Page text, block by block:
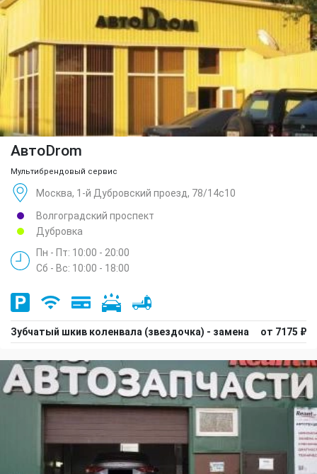
АвтоDrom
Мультибрендовый сервис
Москва, 1-й Дубровский проезд, 78/14с10
Волгоградский проспект
Дубровка
Пн - Пт: 10:00 - 20:00
Сб - Вс: 10:00 - 18:00
Зубчатый шкив коленвала (звездочка) - замена от 7175 ₽